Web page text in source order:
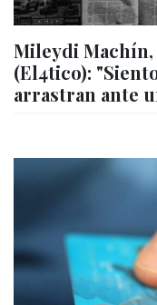
Mileydi
(El4tico):
arrastran ante